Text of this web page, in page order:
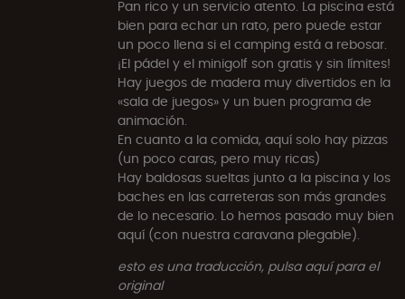
Pan rico y un servicio atento. La piscina está
bien para echar un rato, pero puede estar
un poco llena si el camping está a rebosar.
¡El pádel y el minigolf son gratis y sin límites!
Hay juegos de madera muy divertidos en la
«sala de juegos» y un buen programa de
animación.
En cuanto a la comida, aquí solo hay pizzas
(un poco caras, pero muy ricas)
Hay baldosas sueltas junto a la piscina y los
baches en las carreteras son más grandes
de lo necesario. Lo hemos pasado muy bien
aquí (con nuestra caravana plegable).
esto es una traducción, pulsa aquí para el
original